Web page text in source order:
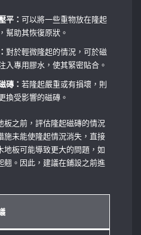
平：可以將一些重物放在隆起
幫助其恢復原狀。
對於輕微隆起的情況，可於磁
入專用膠水，使其緊密貼合。
磚：若隆起嚴重或有損壞，則
換受影響的磁磚。
板之前，評估隆起磁磚的情況
施未能使隆起情況消失，直接
地板可能導致更大的問題，如
翹。因此，建議在鋪設之前進